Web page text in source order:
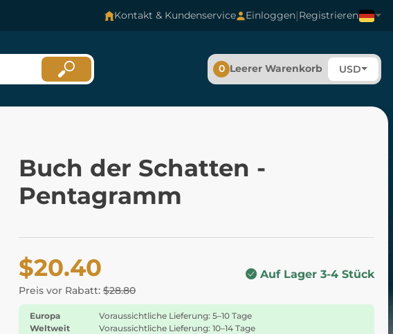
Kontakt & Kundenservice Einloggen|Registrieren
0 Leerer Warenkorb USD
Buch der Schatten -
Pentagramm
$20.40
Preis vor Rabatt: $28.80
Auf Lager 3-4 Stück
Europa
Voraussichtliche Lieferung: 5–10 Tage
Weltweit
Voraussichtliche Lieferung: 10–14 Tage